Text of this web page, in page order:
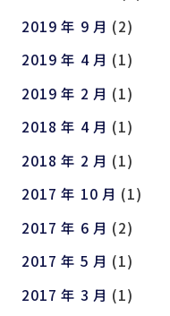
2019 年 9 月 (2)
2019 年 4 月 (1)
2019 年 2 月 (1)
2018 年 4 月 (1)
2018 年 2 月 (1)
2017 年 10 月 (1)
2017 年 6 月 (2)
2017 年 5 月 (1)
2017 年 3 月 (1)